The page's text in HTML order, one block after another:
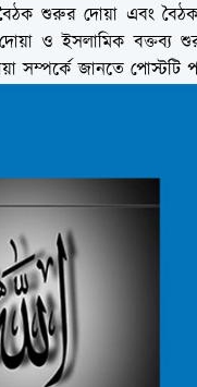
শুরুর দোয়া এবং বৈঠক
ও ইসলামিক বক্তব্য
সম্পর্কে জানতে পোস্টটি